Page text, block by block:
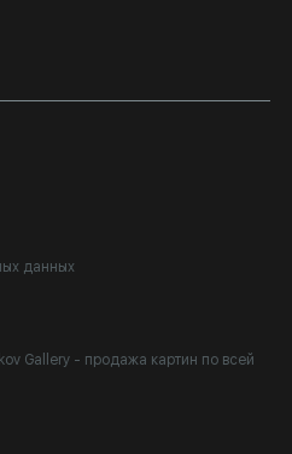
данных
Gallery - продажа картин по всей